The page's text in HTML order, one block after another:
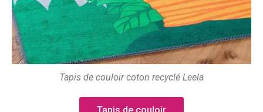
Tapis de couloir coton recyclé Leela
Tapis de couloir